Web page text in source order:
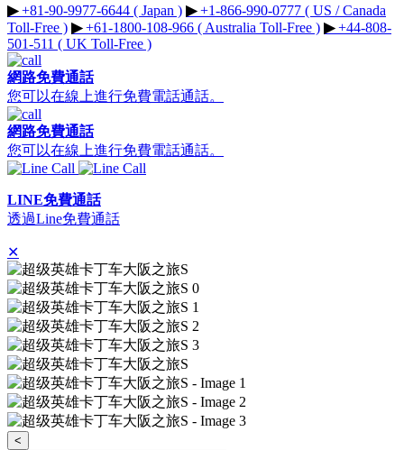
▶︎+81-90-9977-6644 ( Japan ) ▶︎+1-866-990-0777 ( US / Canada
Toll-Free ) ▶︎+61-1800-108-966 ( Australia Toll-Free ) ▶︎+44-808-
501-511 ( UK Toll-Free )
網路免費通話
您可以在線上進行免費電話通話。
網路免費通話
您可以在線上進行免費電話通話。
LINE免費通話
透過Line免費通話
✕
<